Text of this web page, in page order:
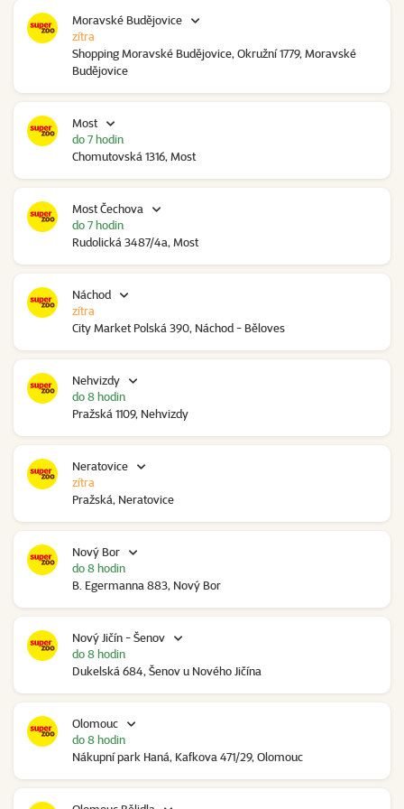
Moravské Budějovice
Shopping Moravské Budějovice, Okružní 1779, Moravské
Budějovice
zítra
Most
Chomutovská 1316, Most
do 7 hodin
Most Čechova
Rudolická 3487/4a, Most
do 7 hodin
Náchod
City Market Polská 390, Náchod - Běloves
zítra
Nehvizdy
Pražská 1109, Nehvizdy
do 8 hodin
Neratovice
Pražská, Neratovice
zítra
Nový Bor
B. Egermanna 883, Nový Bor
do 8 hodin
Nový Jičín - Šenov
Dukelská 684, Šenov u Nového Jičína
do 8 hodin
Olomouc
Nákupní park Haná, Kafkova 471/29, Olomouc
do 8 hodin